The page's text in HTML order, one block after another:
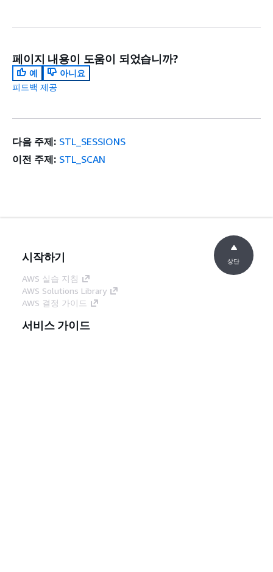
페이지 내용이 도움이 되었습니까?
예
아니요
피드백 제공
다음 주제: STL_SESSIONS
이전 주제: STL_SCAN
시작하기
AWS 실습 지침
AWS Solutions Library
AWS 결정 가이드
서비스 가이드
상단